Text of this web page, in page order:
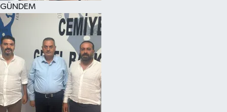
GÜNDEM
KÜLTÜR SANAT
FRAGMANLAR